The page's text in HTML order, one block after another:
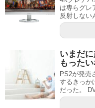
は専らグレ
反射しない
いまだに
もったい
PS2が発売
するきっか
だった。